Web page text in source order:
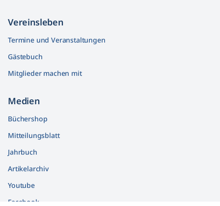
Vereinsleben
Termine und Veranstaltungen
Gästebuch
Mitglieder machen mit
Medien
Büchershop
Mitteilungsblatt
Jahrbuch
Artikelarchiv
Youtube
Facebook